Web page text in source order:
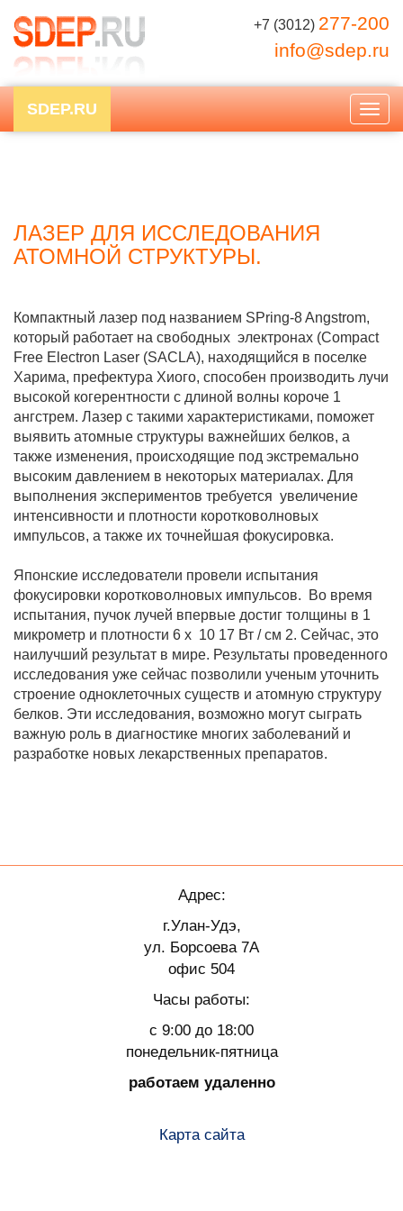
+7 (3012) 277-200
info@sdep.ru
SDEP.RU
ЛАЗЕР ДЛЯ ИССЛЕДОВАНИЯ
АТОМНОЙ СТРУКТУРЫ.
Компактный лазер под названием SPring-8 Angstrom,
который работает на свободных электронах (Compact
Free Electron Laser (SACLA), находящийся в поселке
Харима, префектура Хиого, способен производить лучи
высокой когерентности с длиной волны короче 1
ангстрем. Лазер с такими характеристиками, поможет
выявить атомные структуры важнейших белков, а
также изменения, происходящие под экстремально
высоким давлением в некоторых материалах. Для
выполнения экспериментов требуется увеличение
интенсивности и плотности коротковолновых
импульсов, а также их точнейшая фокусировка.
Японские исследователи провели испытания
фокусировки коротковолновых импульсов. Во время
испытания, пучок лучей впервые достиг толщины в 1
микрометр и плотности 6 х 10 17 Вт / см 2. Сейчас, это
наилучший результат в мире. Результаты проведенного
исследования уже сейчас позволили ученым уточнить
строение одноклеточных существ и атомную структуру
белков. Эти исследования, возможно могут сыграть
важную роль в диагностике многих заболеваний и
разработке новых лекарственных препаратов.
Адрес:
г.Улан-Удэ,
ул. Борсоева 7А
офис 504
Часы работы:
с 9:00 до 18:00
понедельник-пятница
работаем удаленно
Карта сайта